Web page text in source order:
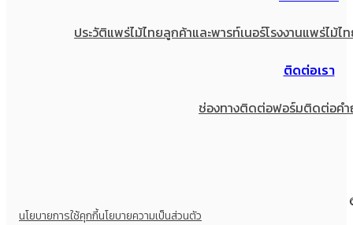
ประวัติแพร่ไม้ไทยลูกค้าและพารท์เนอร์โรงงานแพร่ไม้ไ
ติดต่อเรา
ช่องทางติดต่อฟอร์มติดต่อค
นโยบายการใช้คุกกี้นโยบายความเป็นส่วนตัว